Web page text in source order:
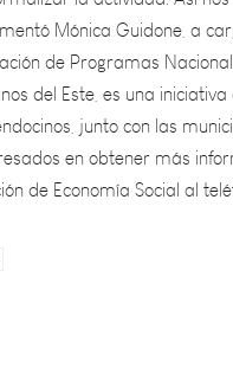
del Este, es una
junto con las
en obtener más
de Economía Social al